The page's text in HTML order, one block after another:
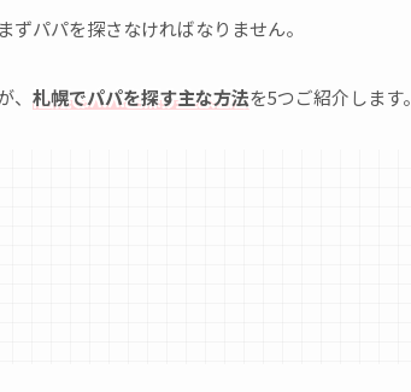
パパを探さなければなりません。
札幌でパパを探す主な方法を5つご紹介します。